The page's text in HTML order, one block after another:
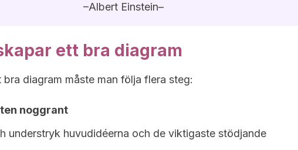
–Albert Einstein–
ett bra diagram
diagram måste man följa flera steg:
noggrant
understryk huvudidéerna och de viktigaste stödjande